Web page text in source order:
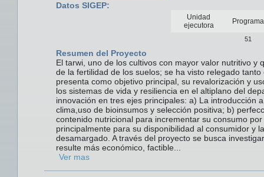
Datos SIGEP:
Unidad
ejecutora
Programa
51
Resumen del Proyecto
El tarwi, uno de los cultivos con mayor valor nutritivo
de la fertilidad de los suelos; se ha visto relegado
presenta como objetivo principal, su revalorización y
los sistemas de vida y resiliencia en el altiplano del
innovación en tres ejes principales: a) La introducción
clima,uso de bioinsumos y selección positiva; b)
contenido nutricional para incrementar su consumo
principalmente para su disponibilidad al consumidor y
desamargado. A través del proyecto se busca
resulte más económico, factible...
Ver mas